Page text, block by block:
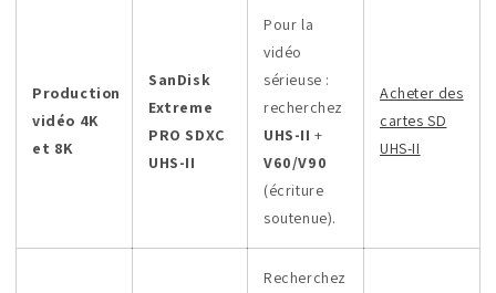
Production
vidéo 4K
et 8K
SanDisk
Extreme
PRO SDXC
UHS-II
Pour la
vidéo
sérieuse :
recherchez
UHS-II +
V60/V90
(écriture
soutenue).
Acheter des
cartes SD
UHS-II
Recherchez